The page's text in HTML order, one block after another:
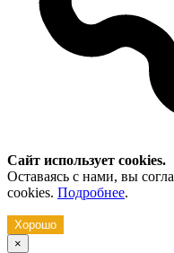
Сайт использует cookies.
Оставаясь с нами, вы
cookies. Подробнее.
Хорошо
×